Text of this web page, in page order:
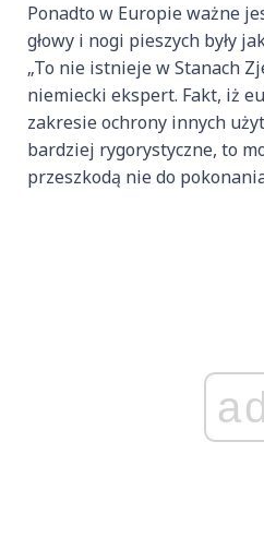
Ponadto w Europie ważne
głowy i nogi pieszych były
„To nie istnieje w Stanach
niemiecki ekspert. Fakt, iż
zakresie ochrony innych
bardziej rygorystyczne, to
przeszkodą nie do